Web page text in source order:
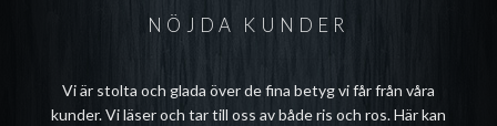
NÖJDA KUNDER
Vi är stolta och glada över de fina betyg vi får från våra
kunder. Vi läser och tar till oss av både ris och ros. Här kan